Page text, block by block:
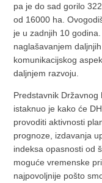
pa je do sad gorilo
od 16000 ha.
je u zadnjih 10
naglašavanjem
komunikacijskog
daljnjem razvoju.
Predstavnik
istaknuo je kako će
provoditi aktivnosti
prognoze, izdavanja
indeksa opasnosti od
moguće vremenske
najpovoljnije pošto